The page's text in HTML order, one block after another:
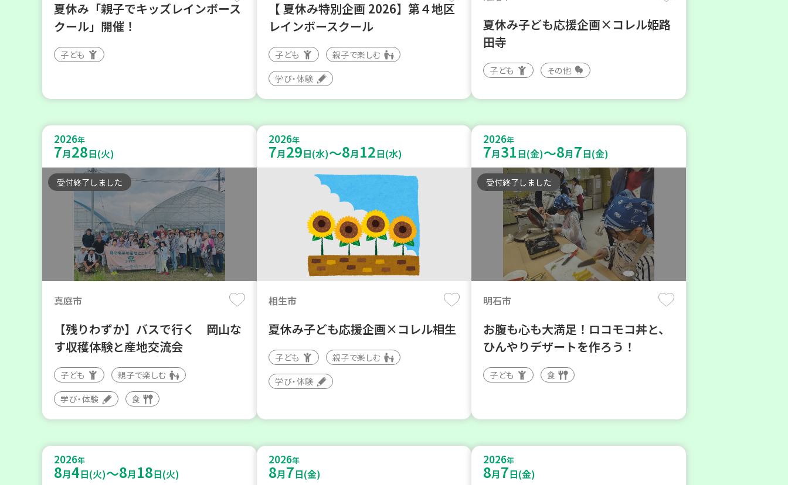
夏休み「親子でキッズレインボース
クール」開催！
子ども
【 夏休み特別企画 2026】第４地区
レインボースクール
子ども 親子で楽しむ
学び・体験
夏休み子ども応援企画×コレル姫路
田寺
子ども その他
2026年
7月28日(火)
受付終了しました
真庭市
【残りわずか】バスで行く 岡山な
す収穫体験と産地交流会
子ども 親子で楽しむ
学び・体験 食
2026年
7月29日(水)～8月 12日(水)
相生市
夏休み子ども応援企画×コレル相生
子ども 親子で楽しむ
学び・体験
2026年
7月31日(金)～8月7日(金)
受付終了しました
明石市
お腹も心も大満足！ロコモコ丼と、
ひんやりデザートを作ろう！
子ども 食
2026年
8月4日(火)～8月 18日(火)
2026年
8月7日(金)
2026年
8月7日(金)